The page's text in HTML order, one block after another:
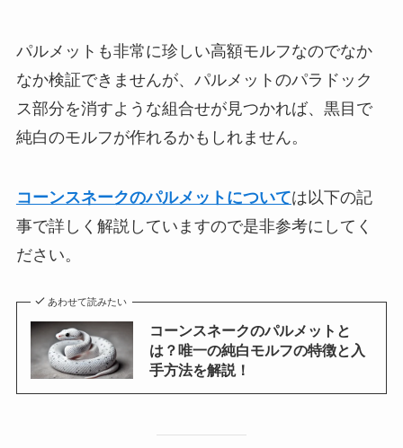
パルメットも非常に珍しい高額モルフなのでなか
なか検証できませんが、パルメットのパラドック
ス部分を消すような組合せが見つかれば、黒目で
純白のモルフが作れるかもしれません。
コーンスネークのパルメットについては以下の記
事で詳しく解説していますので是非参考にしてく
ださい。
あわせて読みたい
コーンスネークのパルメットと
は？唯一の純白モルフの特徴と入
手方法を解説！